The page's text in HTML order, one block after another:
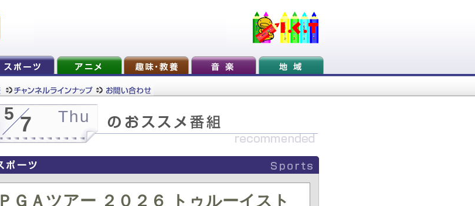
5 7 Thu
ＰＧＡツアー ２０２６ トゥルーイスト